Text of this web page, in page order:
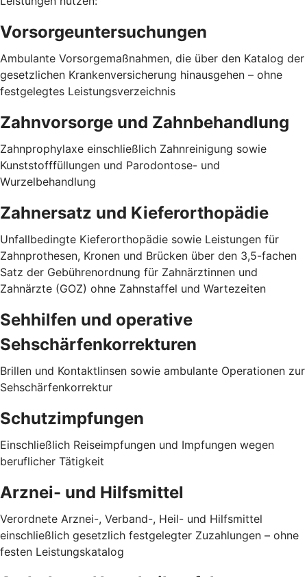
Vorsorgeuntersuchungen
Ambulante Vorsorgemaßnahmen, die über den Katalog der
gesetzlichen Krankenversicherung hinausgehen – ohne
festgelegtes Leistungsverzeichnis
Zahnvorsorge und Zahnbehandlung
Zahnprophylaxe einschließlich Zahnreinigung sowie
Kunststofffüllungen und Parodontose- und
Wurzelbehandlung
Zahnersatz und Kieferorthopädie
Unfallbedingte Kieferorthopädie sowie Leistungen für
Zahnprothesen, Kronen und Brücken über den 3,5-fachen
Satz der Gebührenordnung für Zahnärztinnen und
Zahnärzte (GOZ) ohne Zahnstaffel und Wartezeiten
Sehhilfen und operative
Sehschärfenkorrekturen
Brillen und Kontaktlinsen sowie ambulante Operationen zur
Sehschärfenkorrektur
Schutzimpfungen
Einschließlich Reiseimpfungen und Impfungen wegen
beruflicher Tätigkeit
Arznei- und Hilfsmittel
Verordnete Arznei-, Verband-, Heil- und Hilfsmittel
einschließlich gesetzlich festgelegter Zuzahlungen – ohne
festen Leistungskatalog